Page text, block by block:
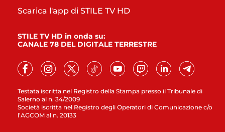
Testata iscritta nel Registro della Stampa presso il Tribunale di
Salerno al n. 34/2009
Società iscritta nel Registro degli Operatori di Comunicazione c/o
l’AGCOM al n. 20133
Scarica l'app di STILE TV HD
STILE TV HD in onda su:
CANALE 78 DEL DIGITALE TERRESTRE